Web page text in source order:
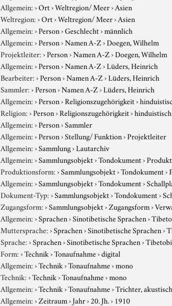
Allgemein:›Ort›Weltregion/ Meer›Asien
Weltregion:›Ort›Weltregion/ Meer›Asien
Allgemein:›Person›Geschlecht›männlich
Allgemein:›Person›Namen A-Z›Doegen, Wilhelm
Projektleiter:›Person›Namen A-Z›Doegen, Wilhelm
Allgemein:›Person›Namen A-Z›Lüders, Heinrich
Bearbeiter:›Person›Namen A-Z›Lüders, Heinrich
Sammler:›Person›Namen A-Z›Lüders, Heinrich
Allgemein:›Person›Religionszugehörigkeit›
Religion:›Person›Religionszugehörigkeit›hinduistisch
Allgemein:›Person›Sammler
Allgemein:›Person›Stellung/ Funktion›Projektleiter
Allgemein:›Sammlung›Lautarchiv
Allgemein:›Sammlungsobjekt›Tondokument›
Produktionsform:›Sammlungsobjekt›Tondokument›
Allgemein:›Sammlungsobjekt›Tondokument›
Dokument-Typ:›Sammlungsobjekt›Tondokument›
Zugangsform:›Sammlungsobjekt›Zugangsform›
Allgemein:›Sprachen›Sinotibetische Sprachen›
Muttersprache:›Sprachen›Sinotibetische Sprachen›
Sprache:›Sprachen›Sinotibetische Sprachen›
Form:›Technik›Tonaufnahme›digital
Allgemein:›Technik›Tonaufnahme›mono
Technik:›Technik›Tonaufnahme›mono
Allgemein:›Technik›Tonaufnahme›Trichter,
Allgemein:›Zeitraum›Jahr›20. Jh.› 1910